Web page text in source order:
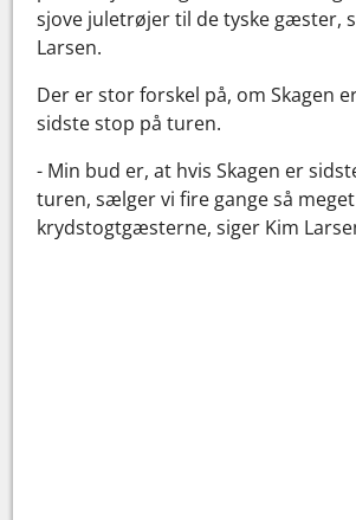
sjove juletrøjer til de tyske gæster,
Larsen.
Der er stor forskel på, om Skagen
sidste stop på turen.
- Min bud er, at hvis Skagen er
turen, sælger vi fire gange så
krydstogtgæsterne, siger Kim